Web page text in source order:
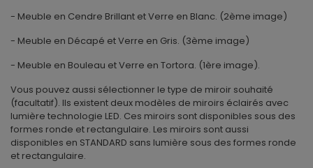
- Meuble en Cendre Brillant et Verre en Blanc. (2ème image)
- Meuble en Décapé et Verre en Gris. (3ème image)
- Meuble en Bouleau et Verre en Tortora. (1ère image).
Vous pouvez aussi sélectionner le type de miroir souhaité
(facultatif). Ils existent deux modèles de miroirs éclairés avec
lumière technologie LED. Ces miroirs sont disponibles sous des
formes ronde et rectangulaire. Les miroirs sont aussi
disponibles en STANDARD sans lumière sous des formes ronde
et rectangulaire.